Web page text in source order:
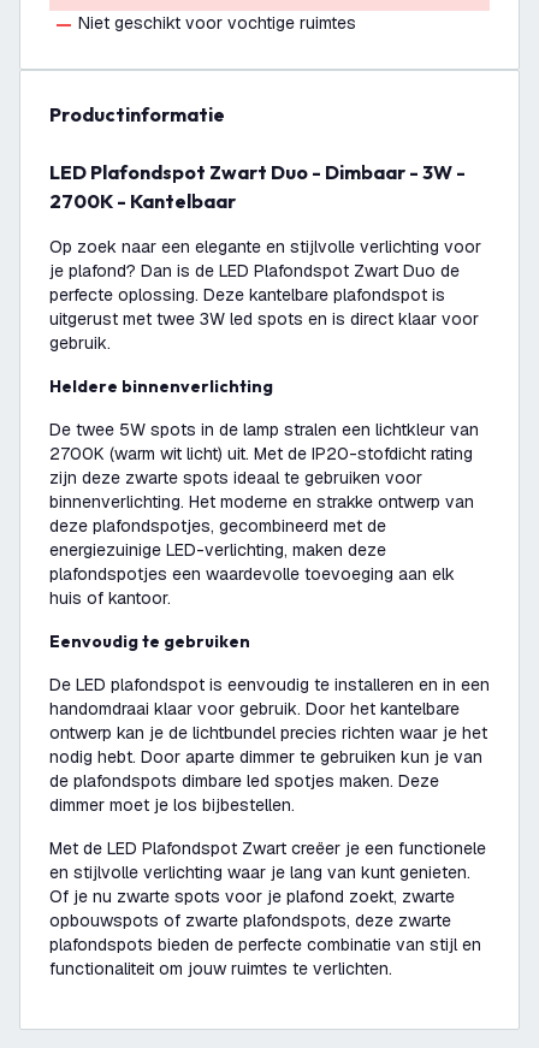
Niet geschikt voor vochtige ruimtes
productinformatie
LED Plafondspot Zwart Duo - Dimbaar - 3W -
2700K - Kantelbaar
Op zoek naar een elegante en stijlvolle verlichting voor
je plafond? Dan is de LED Plafondspot Zwart Duo de
perfecte oplossing. Deze kantelbare plafondspot is
uitgerust met twee 3W led spots en is direct klaar voor
gebruik.
Heldere binnenverlichting
De twee 5W spots in de lamp stralen een lichtkleur van
2700K (warm wit licht) uit. Met de IP20-stofdicht rating
zijn deze zwarte spots ideaal te gebruiken voor
binnenverlichting. Het moderne en strakke ontwerp van
deze plafondspotjes, gecombineerd met de
energiezuinige LED-verlichting, maken deze
plafondspotjes een waardevolle toevoeging aan elk
huis of kantoor.
Eenvoudig te gebruiken
De LED plafondspot is eenvoudig te installeren en in een
handomdraai klaar voor gebruik. Door het kantelbare
ontwerp kan je de lichtbundel precies richten waar je het
nodig hebt. Door aparte dimmer te gebruiken kun je van
de plafondspots dimbare led spotjes maken. Deze
dimmer moet je los bijbestellen.
Met de LED Plafondspot Zwart creëer je een functionele
en stijlvolle verlichting waar je lang van kunt genieten.
Of je nu zwarte spots voor je plafond zoekt, zwarte
opbouwspots of zwarte plafondspots, deze zwarte
plafondspots bieden de perfecte combinatie van stijl en
functionaliteit om jouw ruimtes te verlichten.